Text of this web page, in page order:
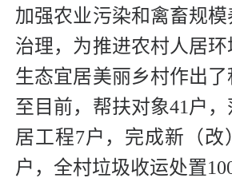
加强农业污染和禽畜规
治理，为推进农村人居
生态宜居美丽乡村作出
至目前，帮扶对象41户
居工程7户，完成新（改
户，全村垃圾收运处置